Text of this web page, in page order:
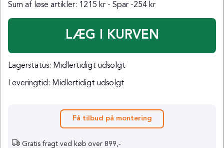
Sum af løse artikler: 1215 kr - Spar -254 kr
Lagerstatus: Midlertidigt udsolgt
Leveringtid: Midlertidigt udsolgt
Få tilbud på montering
Gratis fragt ved køb over 899,-